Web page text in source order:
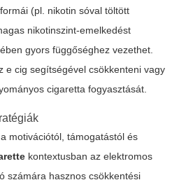
(pl. nikotin sóval töltött
nikotinszint-emelkedést
gyors függőséghez vezethet.
e cig segítségével csökkenteni vagy
cigaretta fogyasztását.
motivációtól, támogatástól és
kontextusban az elektromos
számára hasznos csökkentési